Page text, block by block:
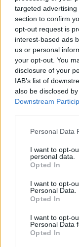
targeted
section to confirm
opt-out request is
interest-based ads
us or personal
your opt-out. You
disclosure of your
IAB’s list of
also be disclosed
Downstream
Personal Data
I want to opt-
personal data.
Opted In
I want to opt-
Personal Data.
Opted In
I want to opt-
Personal Data
Opted In